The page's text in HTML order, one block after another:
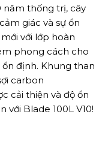
năm thống trị, cây
giác và sự ổn
với lớp hoàn
phong cách cho
định. Khung than
carbon
cải thiện và độ ổn
với Blade 100L V10!